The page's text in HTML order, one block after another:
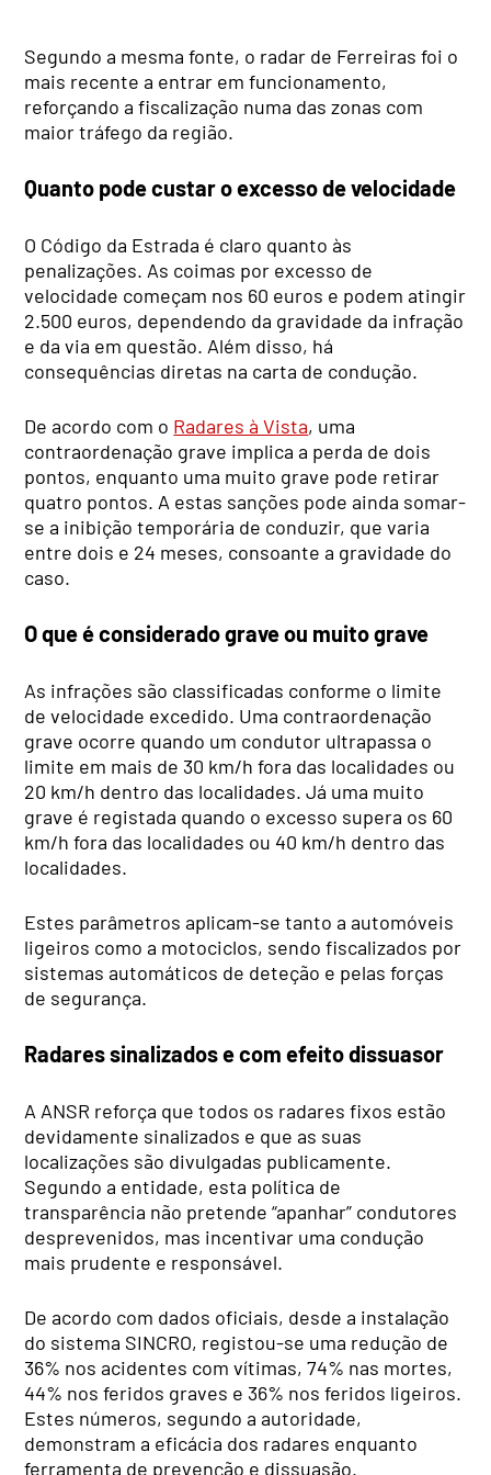
Segundo a mesma fonte, o radar de Ferreiras foi o
mais recente a entrar em funcionamento,
reforçando a fiscalização numa das zonas com
maior tráfego da região.
Quanto pode custar o excesso de velocidade
O Código da Estrada é claro quanto às
penalizações. As coimas por excesso de
velocidade começam nos 60 euros e podem atingir
2.500 euros, dependendo da gravidade da infração
e da via em questão. Além disso, há
consequências diretas na carta de condução.
De acordo com o Radares à Vista, uma
contraordenação grave implica a perda de dois
pontos, enquanto uma muito grave pode retirar
quatro pontos. A estas sanções pode ainda somar-
se a inibição temporária de conduzir, que varia
entre dois e 24 meses, consoante a gravidade do
caso.
O que é considerado grave ou muito grave
As infrações são classificadas conforme o limite
de velocidade excedido. Uma contraordenação
grave ocorre quando um condutor ultrapassa o
limite em mais de 30 km/h fora das localidades ou
20 km/h dentro das localidades. Já uma muito
grave é registada quando o excesso supera os 60
km/h fora das localidades ou 40 km/h dentro das
localidades.
Estes parâmetros aplicam-se tanto a automóveis
ligeiros como a motociclos, sendo fiscalizados por
sistemas automáticos de deteção e pelas forças
de segurança.
Radares sinalizados e com efeito dissuasor
A ANSR reforça que todos os radares fixos estão
devidamente sinalizados e que as suas
localizações são divulgadas publicamente.
Segundo a entidade, esta política de
transparência não pretende “apanhar” condutores
desprevenidos, mas incentivar uma condução
mais prudente e responsável.
De acordo com dados oficiais, desde a instalação
do sistema SINCRO, registou-se uma redução de
36% nos acidentes com vítimas, 74% nas mortes,
44% nos feridos graves e 36% nos feridos ligeiros.
Estes números, segundo a autoridade,
demonstram a eficácia dos radares enquanto
ferramenta de prevenção e dissuasão.